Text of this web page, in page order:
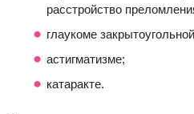
расстройство
глаукоме
астигматизме;
катаракте.